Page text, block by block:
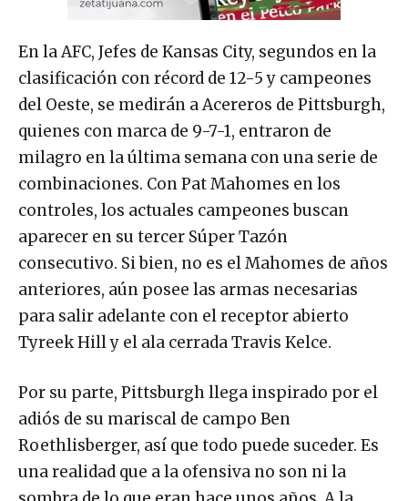
En la AFC, Jefes de Kansas City, segundos en la
clasificación con récord de 12-5 y campeones
del Oeste, se medirán a Acereros de Pittsburgh,
quienes con marca de 9-7-1, entraron de
milagro en la última semana con una serie de
combinaciones. Con Pat Mahomes en los
controles, los actuales campeones buscan
aparecer en su tercer Súper Tazón
consecutivo. Si bien, no es el Mahomes de años
anteriores, aún posee las armas necesarias
para salir adelante con el receptor abierto
Tyreek Hill y el ala cerrada Travis Kelce.
Por su parte, Pittsburgh llega inspirado por el
adiós de su mariscal de campo Ben
Roethlisberger, así que todo puede suceder. Es
una realidad que a la ofensiva no son ni la